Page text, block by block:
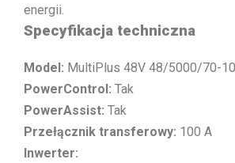
energii.
Specyfikacja techniczna
Model: MultiPlus 48V 48/5000/70-
PowerControl: Tak
PowerAssist: Tak
Przełącznik transferowy: 100 A
Inwerter: